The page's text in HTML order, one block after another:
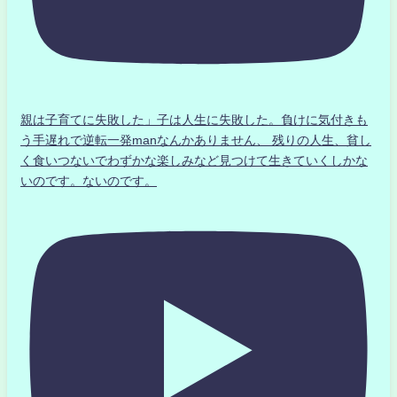
親は子育てに失敗した」子は人生に失敗した。負けに気付きも
う手遅れで逆転一発manなんかありません、 残りの人生、貧し
く食いつないでわずかな楽しみなど見つけて生きていくしかな
いのです。ないのです。